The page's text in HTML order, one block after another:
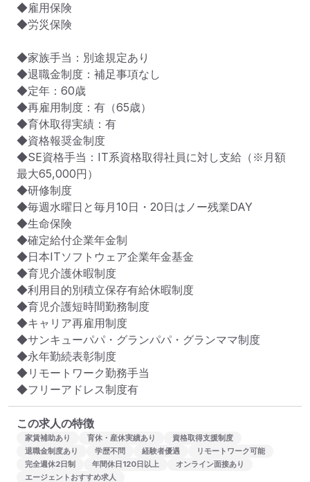
◆雇用保険
◆労災保険
◆家族手当：別途規定あり
◆退職金制度：補足事項なし
◆定年：60歳
◆再雇用制度：有（65歳）
◆育休取得実績：有
◆資格報奨金制度
◆SE資格手当：IT系資格取得社員に対し支給（※月額
最大65,000円）
◆研修制度
◆毎週水曜日と毎月10日・20日はノー残業DAY
◆生命保険
◆確定給付企業年金制
◆日本ITソフトウェア企業年金基金
◆育児介護休暇制度
◆利用目的別積立保存有給休暇制度
◆育児介護短時間勤務制度
◆キャリア再雇用制度
◆サンキューパパ・グランパパ・グランママ制度
◆永年勤続表彰制度
◆リモートワーク勤務手当
◆フリーアドレス制度有
この求人の特徴
家賃補助あり 育休・産休実績あり
資格取得支援制度
退職金制度あり
学歴不問 経験者優遇
リモートワーク可能
完全週休2日制
年間休日120日以上
オンライン面接あり
エージェントおすすめ求人